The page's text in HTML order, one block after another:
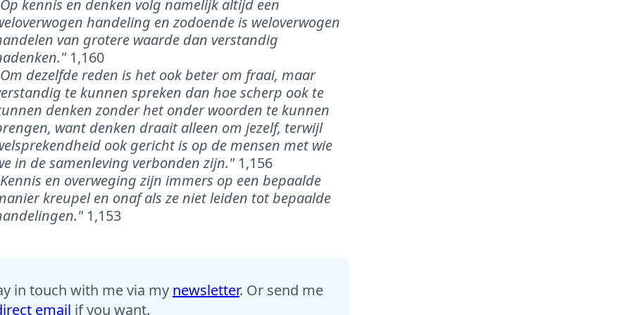
kennis en denken volg namelijk altijd een
handeling en zodoende is weloverwogen
van grotere waarde dan verstandig
1,160
dezelfde reden is het ook beter om fraai, maar
te kunnen spreken dan hoe scherp ook te
denken zonder het onder woorden te kunnen
want denken draait alleen om jezelf, terwijl
ook gericht is op de mensen met wie
in de samenleving verbonden zijn." 1,156
en overweging zijn immers op een bepaalde
kreupel en onaf als ze niet leiden tot bepaalde
1,153
in touch with me via my newsletter. Or send me
email if you want.